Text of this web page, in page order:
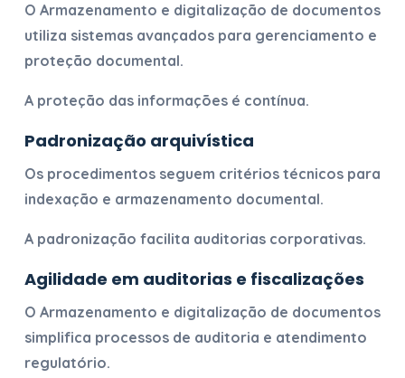
O Armazenamento e digitalização de documentos
utiliza sistemas avançados para gerenciamento e
proteção documental.
A proteção das informações é contínua.
Padronização arquivística
Os procedimentos seguem critérios técnicos para
indexação e armazenamento documental.
A padronização facilita auditorias corporativas.
Agilidade em auditorias e fiscalizações
O Armazenamento e digitalização de documentos
simplifica processos de auditoria e atendimento
regulatório.